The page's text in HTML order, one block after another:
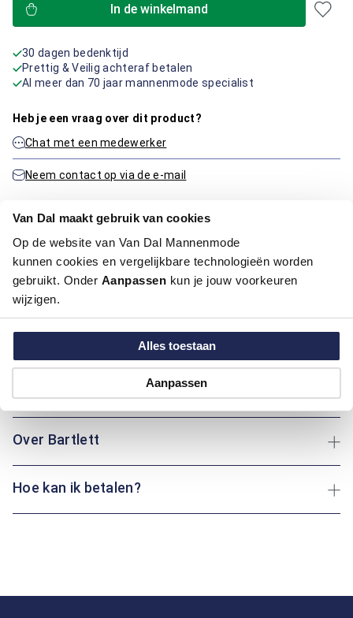
Van Dal maakt gebruik van cookies
Op de website van Van Dal Mannenmode
kunnen cookies en vergelijkbare technologieën worden
gebruikt. Onder Aanpassen kun je jouw voorkeuren
wijzigen.
Alles toestaan
Aanpassen
In de winkelmand
30 dagen bedenktijd
Prettig & Veilig achteraf betalen
Al meer dan 70 jaar mannenmode specialist
Heb je een vraag over dit product?
Chat met een medewerker
Neem contact op via de e-mail
Productinformatie
Artikelnummer
1016340-82
Kleur:
Pasvorm:
Regular Fit
Uni motief
Over Bartlett
Hoe kan ik betalen?